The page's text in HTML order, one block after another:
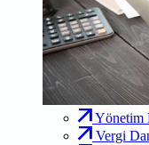
Yönetim
Vergi